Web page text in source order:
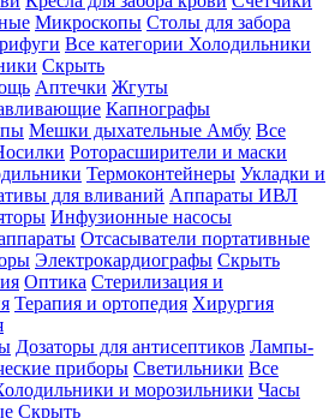
Микроскопы Столы для забора
Все категории Холодильники
Скрыть
Аптечки Жгуты
Капнографы
Мешки дыхательные Амбу Все
Роторасширители и маски
Термоконтейнеры Укладки и
для вливаний Аппараты ИВЛ
Инфузионные насосы
Отсасыватели портативные
Электрокардиографы Скрыть
Оптика Стерилизация и
Терапия и ортопедия Хирургия
Дозаторы для антисептиков Лампы-
приборы Светильники Все
и морозильники Часы
Скрыть